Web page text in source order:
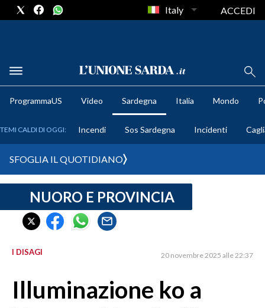
METEO
CRONACA SARDEGNA
CAGLIARI
SULCIS IGLESIENTE
ORISTANO E PROVINCIA
Italy ACCEDI
ProgrammaUS Video Sardegna Italia Mondo
TEMI CALDI DI OGGI: Incendi Sos Sardegna Incidenti
SFOGLIA IL QUOTIDIANO
NUORO E PROVINCIA
I DISAGI 20 novembre 2025 alle 22:37
Illuminazione ko a